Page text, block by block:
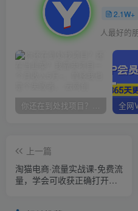
2.1W+
人最好的
你还在到处找项目？还在当韭菜？我靠卖项目一个月收入5万+，曾经我也是个失败者。
上一篇
淘猫电商·流量实战课-免费流
量，学会可收获正确打开免